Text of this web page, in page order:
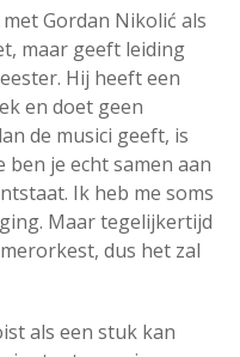
Gordan Nikolić als
maar geeft leiding
Hij heeft een
en doet geen
de musici geeft, is
je echt samen aan
Ik heb me soms
Maar tegelijkertijd
dus het zal
als een stuk kan